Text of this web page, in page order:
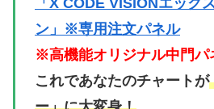
ン」※専用注文パネル
※高機能オリジナル中門パ
これであなたのチャートが